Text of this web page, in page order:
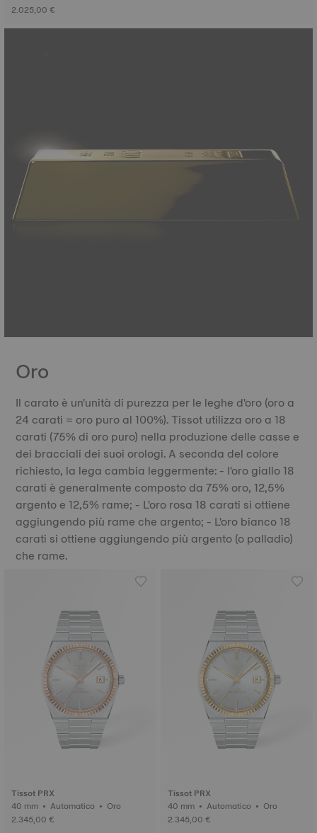
2.025,00 €
Oro
Il carato è un'unità di purezza per le leghe d'oro (oro a
24 carati = oro puro al 100%). Tissot utilizza oro a 18
carati (75% di oro puro) nella produzione delle casse e
dei bracciali dei suoi orologi. A seconda del colore
richiesto, la lega cambia leggermente: - l'oro giallo 18
carati è generalmente composto da 75% oro, 12,5%
argento e 12,5% rame; - L'oro rosa 18 carati si ottiene
aggiungendo più rame che argento; - L'oro bianco 18
carati si ottiene aggiungendo più argento (o palladio)
che rame.
Tissot PRX
40 mm • Automatico • Oro
2.345,00 €
Tissot PRX
40 mm • Automatico • Oro
2.345,00 €